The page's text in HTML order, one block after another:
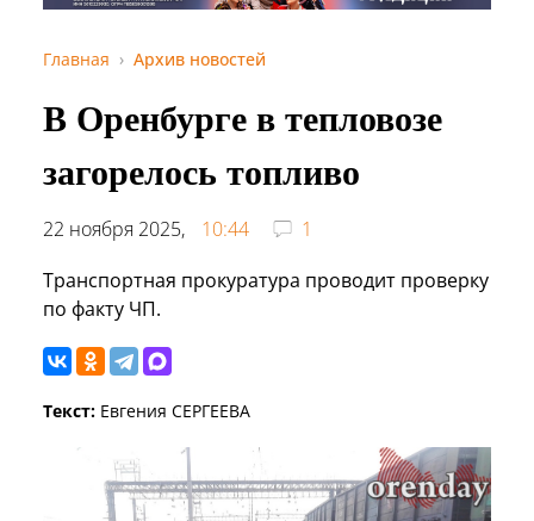
Главная Архив новостей
В Оренбурге в тепловозе
загорелось топливо
22 ноября 2025, 10:44
1
Транспортная прокуратура проводит проверку
по факту ЧП.
Текст: Евгения СЕРГЕЕВА